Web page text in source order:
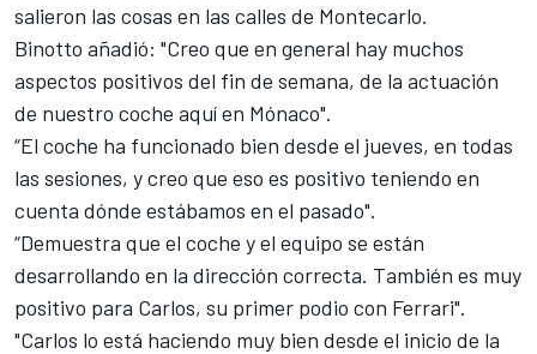
salieron las cosas en las calles de Montecarlo.
Binotto añadió: "Creo que en general hay muchos
aspectos positivos del fin de semana, de la actuación
de nuestro coche aquí en Mónaco".
“El coche ha funcionado bien desde el jueves, en todas
las sesiones, y creo que eso es positivo teniendo en
cuenta dónde estábamos en el pasado".
“Demuestra que el coche y el equipo se están
desarrollando en la dirección correcta. También es muy
positivo para Carlos, su primer podio con Ferrari".
"Carlos lo está haciendo muy bien desde el inicio de la